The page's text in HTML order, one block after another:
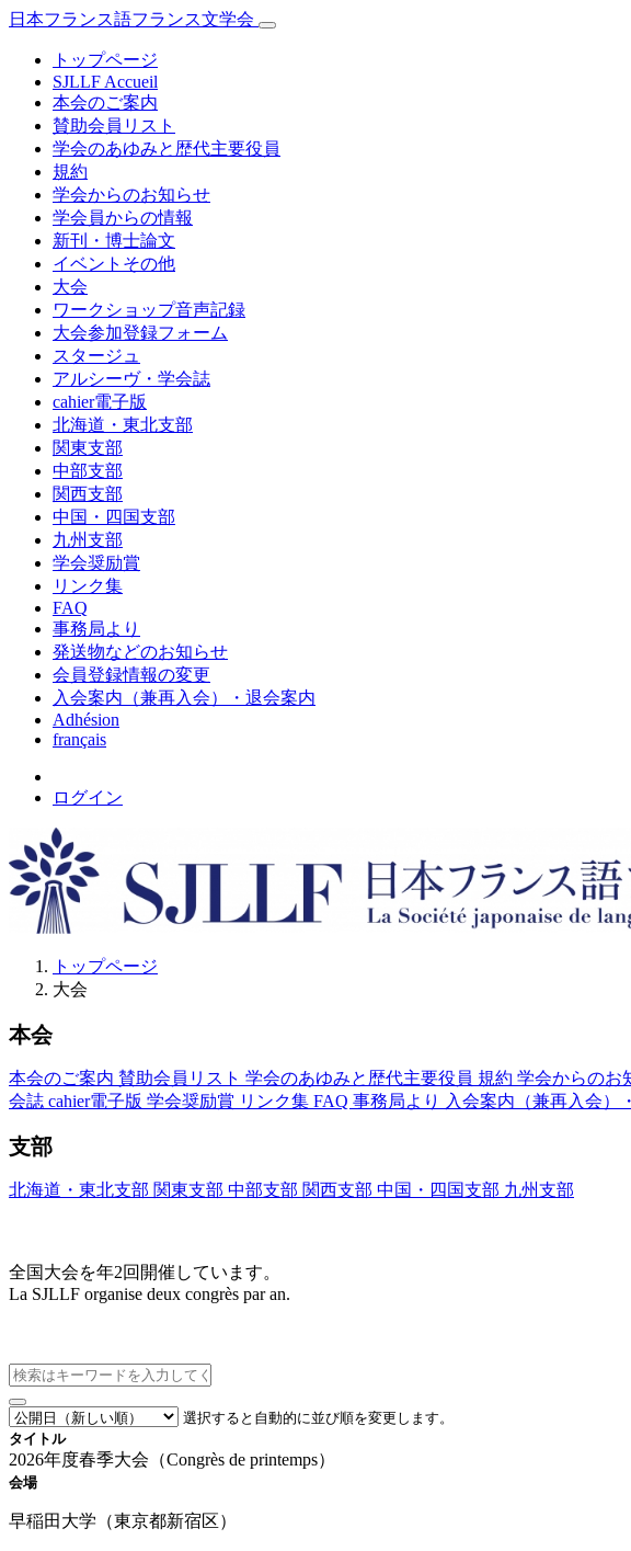
日本フランス語フランス文学会
トップページ
SJLLF Accueil
本会のご案内
賛助会員リスト
学会のあゆみと歴代主要役員
規約
学会からのお知らせ
学会員からの情報
新刊・博士論文
イベントその他
大会
ワークショップ音声記録
大会参加登録フォーム
スタージュ
アルシーヴ・学会誌
cahier電子版
北海道・東北支部
関東支部
中部支部
関西支部
中国・四国支部
九州支部
学会奨励賞
リンク集
FAQ
事務局より
発送物などのお知らせ
会員登録情報の変更
入会案内（兼再入会）・退会案内
Adhésion
français
ログイン
トップページ
大会
本会
本会のご案内 賛助会員リスト 学会のあゆみと歴代主要役員 規約 学会からのお
会誌 cahier電子版 学会奨励賞 リンク集 FAQ 事務局より 入会案内（兼再入会）
支部
北海道・東北支部 関東支部 中部支部 関西支部 中国・四国支部 九州支部
全国大会を年2回開催しています。
La SJLLF organise deux congrès par an.
選択すると自動的に並び順を変更します。
タイトル
2026年度春季大会（Congrès de printemps）
会場
早稲田大学（東京都新宿区）